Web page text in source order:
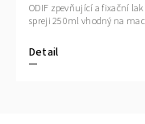
Detail
ODIF zpevňující a fixační
spreji 250ml vhodný na